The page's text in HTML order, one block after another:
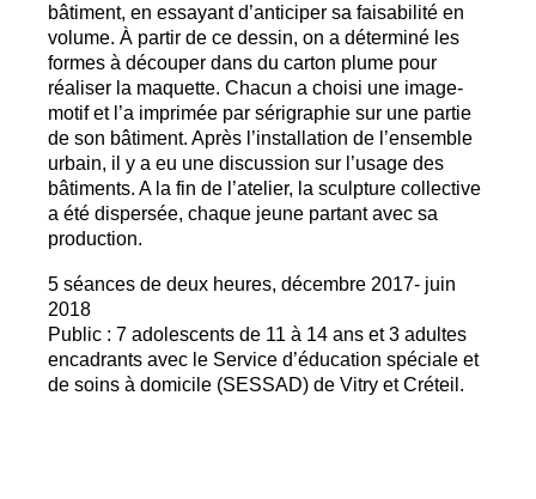
bâtiment, en essayant d’anticiper sa faisabilité en
volume. À partir de ce dessin, on a déterminé les
formes à découper dans du carton plume pour
réaliser la maquette. Chacun a choisi une image-
motif et l’a imprimée par sérigraphie sur une partie
de son bâtiment. Après l’installation de l’ensemble
urbain, il y a eu une discussion sur l’usage des
bâtiments. A la fin de l’atelier, la sculpture collective
a été dispersée, chaque jeune partant avec sa
production.
5 séances de deux heures, décembre 2017- juin
2018
Public : 7 adolescents de 11 à 14 ans et 3 adultes
encadrants avec le Service d’éducation spéciale et
de soins à domicile (SESSAD) de Vitry et Créteil.